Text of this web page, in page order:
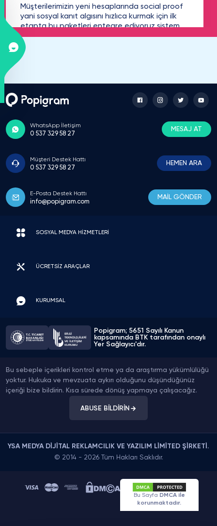
Müşterilerimizin yeni hesaplarında social proof
yani sosyal kanıt algısını hızlıca kurmak için ilk
etapta bu paketleri entegre ediyoruz sistem
otomatik API ile tıkır tıkır işliyor profesyonel bir
partnerlik oldu
Volkan Demir
Dijital Pazarlama Müdürü
Ajansımızın yönettiği yeni markalar için hacim
oluşturma aşamasında sürekli kullanıyoruz
kurumsal e fatura kesilmesi ve 3D secure
altyapısı şirket süreçlerimiz için çok büyük
Gizem Arslan
Model
kesinlikle tavsiye ederim
Emre Koç
Hesabı gizliden çıkarmayı unutmuşum
alacaklar dikkat etsin gizlideyken gitmiyor
Hakan Yıldız
Freelance Yazılımcı
Gece yarısı havale yaptım 5 dk sürmedi
onaylanması. Sistemi otomatiğe bağlamışlar
direkt hesaba geldi takipçiler
Selin Çelik
Güzellik Uzmanı
Ucuz yollu bişey arıyordum tam fp ürünü oldu
sayı yükselince keşfete falan düşmeye başladı
sayfa organik kitle de geldi arkasından
WhatsApp İletişim
0 537 329 58 27
MESAJ AT
Müşteri Destek Hattı
0 537 329 58 27
HEMEN ARA
E-Posta Destek Hattı
info@popigram.com
MAİL GÖNDER
SOSYAL MEDYA HİZMETLERİ
ÜCRETSİZ ARAÇLAR
KURUMSAL
Popigram; 5651 Sayılı Kanun
kapsamında BTK tarafından onaylı
Yer Sağlayıcı'dır.
Bu sebeple içerikleri kontrol etme ya da araştırma yükümlülüğü
yoktur. Hukuka ve mevzuata aykırı olduğunu düşündüğünüz
içeriği bize bildirin. Kısa sürede dönüş yapmaya çalışacağız.
ABUSE BİLDİRİN
YSA MEDYA DİJİTAL REKLAMCILIK VE YAZILIM LİMİTED ŞİRKETİ.
© 2014 - 2026 Tüm Hakları Saklıdır.
Bu Sayfa DMCA ile
korunmaktadır.